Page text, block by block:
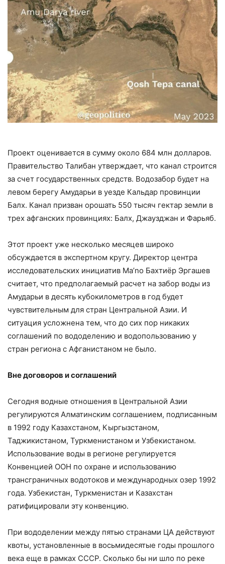
Проект оценивается в сумму около 684 млн долларов.
Правительство Талибан утверждает, что канал строится
за счет государственных средств. Водозабор будет на
левом берегу Амударьи в уезде Кальдар провинции
Балх. Канал призван орошать 550 тысяч гектар земли в
трех афганских провинциях: Балх, Джаузджан и Фарьяб.
Этот проект уже несколько месяцев широко
обсуждается в экспертном кругу. Директор центра
исследовательских инициатив Ma’no Бахтиёр Эргашев
считает, что предполагаемый расчет на забор воды из
Амударьи в десять кубокилометров в год будет
чувствительным для стран Центральной Азии. И
ситуация усложнена тем, что до сих пор никаких
соглашений по вододелению и водопользованию у
стран региона с Афганистаном не было.
Вне договоров и соглашений
Сегодня водные отношения в Центральной Азии
регулируются Алматинским соглашением, подписанным
в 1992 году Казахстаном, Кыргызстаном,
Таджикистаном, Туркменистаном и Узбекистаном.
Использование воды в регионе регулируется
Конвенцией ООН по охране и использованию
трансграничных водотоков и международных озер 1992
года. Узбекистан, Туркменистан и Казахстан
ратифицировали эту конвенцию.
При вододелении между пятью странами ЦА действуют
квоты, установленные в восьмидесятые годы прошлого
века еще в рамках СССР. Сколько бы ни шло по реке